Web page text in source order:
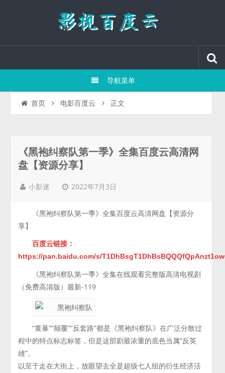
导航菜单
首页 电影百度云 正文
《黑袍纠察队第一季》全集百度云高清网
盘【资源分享】
小影迷 2022年7月3日
《黑袍纠察队第一季》全集百度云高清网盘【资源分
享】
百度云链接 ：
https://pan.baidu.com/s/
《黑袍纠察队第一季》全集在线观看完整版高清电视剧
（免费高清版）最新-119
“黄暴”“颠覆”“反套路”都是《黑袍纠察队》在广泛分散过
程中的特点标志标签，但是这部剧最浓重的底色当属“反英
雄”。
以至于走在大街上，放眼望去全是超级七人组的衍生经济活